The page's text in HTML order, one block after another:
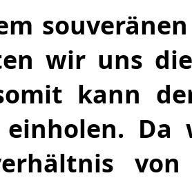
wir uns
kann
einholen.